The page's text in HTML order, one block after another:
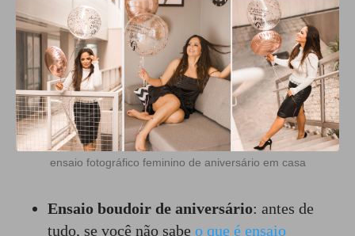
ensaio fotográfico feminino de aniversário em casa
Ensaio boudoir de aniversário: antes de
tudo, se você não sabe o que é ensaio